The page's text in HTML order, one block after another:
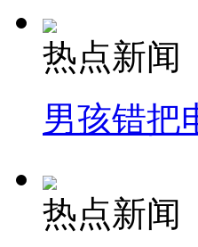
热点新闻
男孩错把
热点新闻